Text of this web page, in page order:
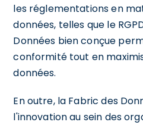
les réglementations en
données, telles que le
Données bien conçue
conformité tout en
données.
En outre, la Fabric des
l'innovation au sein des